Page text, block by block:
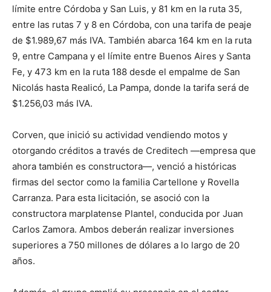
límite entre Córdoba y San Luis, y 81 km en la ruta 35,
entre las rutas 7 y 8 en Córdoba, con una tarifa de peaje
de $1.989,67 más IVA. También abarca 164 km en la ruta
9, entre Campana y el límite entre Buenos Aires y Santa
Fe, y 473 km en la ruta 188 desde el empalme de San
Nicolás hasta Realicó, La Pampa, donde la tarifa será de
$1.256,03 más IVA.
Corven, que inició su actividad vendiendo motos y
otorgando créditos a través de Creditech —empresa que
ahora también es constructora—, venció a históricas
firmas del sector como la familia Cartellone y Rovella
Carranza. Para esta licitación, se asoció con la
constructora marplatense Plantel, conducida por Juan
Carlos Zamora. Ambos deberán realizar inversiones
superiores a 750 millones de dólares a lo largo de 20
años.